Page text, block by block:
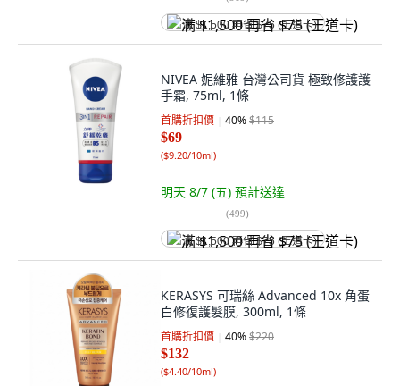
满 $1,500 再省 $75 (王道卡)
NIVEA 妮維雅 台灣公司貨 極致修護護
手霜, 75ml, 1條
首購折扣價 40%$115
$69
($9.20/10ml)
明天 8/7 (五) 預計送達
(499)
满 $1,500 再省 $75 (王道卡)
KERASYS 可瑞絲 Advanced 10x 角蛋
白修復護髮膜, 300ml, 1條
首購折扣價 40%$220
$132
($4.40/10ml)